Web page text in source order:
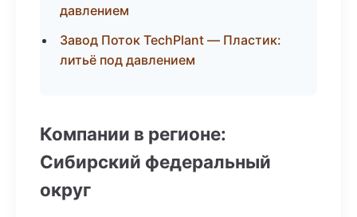
давлением
Завод Поток TechPlant — Пластик:
литьё под давлением
Компании в регионе:
Сибирский федеральный
округ